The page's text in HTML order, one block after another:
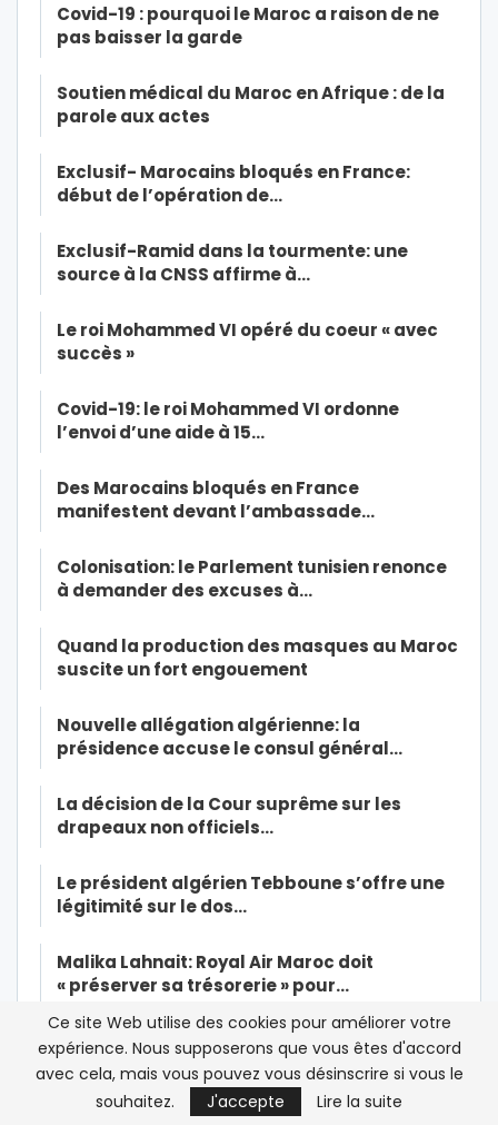
Covid-19 : pourquoi le Maroc a raison de ne
pas baisser la garde
Soutien médical du Maroc en Afrique : de la
parole aux actes
Exclusif- Marocains bloqués en France:
début de l’opération de…
Exclusif-Ramid dans la tourmente: une
source à la CNSS affirme à…
Le roi Mohammed VI opéré du coeur « avec
succès »
Covid-19: le roi Mohammed VI ordonne
l’envoi d’une aide à 15…
Des Marocains bloqués en France
manifestent devant l’ambassade…
Colonisation: le Parlement tunisien renonce
à demander des excuses à…
Quand la production des masques au Maroc
suscite un fort engouement
Nouvelle allégation algérienne: la
présidence accuse le consul général…
La décision de la Cour suprême sur les
drapeaux non officiels…
Le président algérien Tebboune s’offre une
légitimité sur le dos…
Malika Lahnait: Royal Air Maroc doit
« préserver sa trésorerie » pour…
L’étudiante marocaine tuée à son domicile
inhumée au cimetière…
Capitales africaines de la culture: Rabat
Ce site Web utilise des cookies pour améliorer votre
expérience. Nous supposerons que vous êtes d'accord
avec cela, mais vous pouvez vous désinscrire si vous le
souhaitez.
J'accepte Lire la suite